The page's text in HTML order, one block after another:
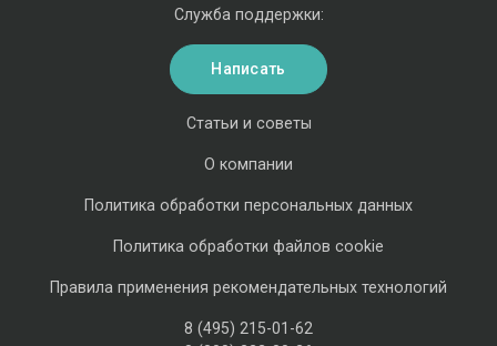
Статьи и советы
О компании
Политика обработки персональных данных
Политика обработки файлов cookie
Правила применения рекомендательных технологий
8 (495) 215-01-62
Служба поддержки:
Написать